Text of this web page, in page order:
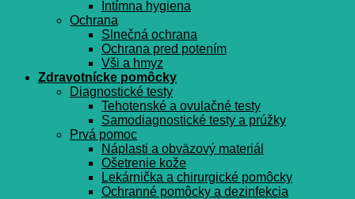
Intímna hygiena
Ochrana
Slnečná ochrana
Ochrana pred potením
Vši a hmyz
Zdravotnícke pomôcky
Diagnostické testy
Tehotenské a ovulačné testy
Samodiagnostické testy a prúžky
Prvá pomoc
Náplasti a obväzový materiál
Ošetrenie kože
Lekárnička a chirurgické pomôcky
Ochranné pomôcky a dezinfekcia